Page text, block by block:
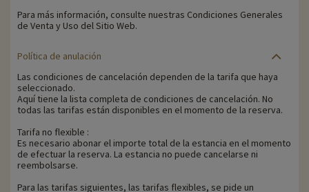
Para más información, consulte nuestras Condiciones Generales
de Venta y Uso del Sitio Web.
Política de anulación
Las condiciones de cancelación dependen de la tarifa que haya
seleccionado.
Aquí tiene la lista completa de condiciones de cancelación. No
todas las tarifas están disponibles en el momento de la reserva.
Tarifa no flexible :
Es necesario abonar el importe total de la estancia en el momento
de efectuar la reserva. La estancia no puede cancelarse ni
reembolsarse.
Para las tarifas siguientes, las tarifas flexibles, se pide un